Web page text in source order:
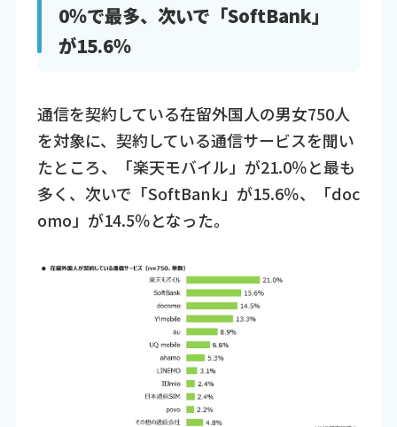
0％で最多、次いで「SoftBank」
が15.6％
通信を契約している在留外国人の男女750人
を対象に、契約している通信サービスを聞い
たところ、「楽天モバイル」が21.0％と最も
多く、次いで「SoftBank」が15.6％、「doc
omo」が14.5％となった。